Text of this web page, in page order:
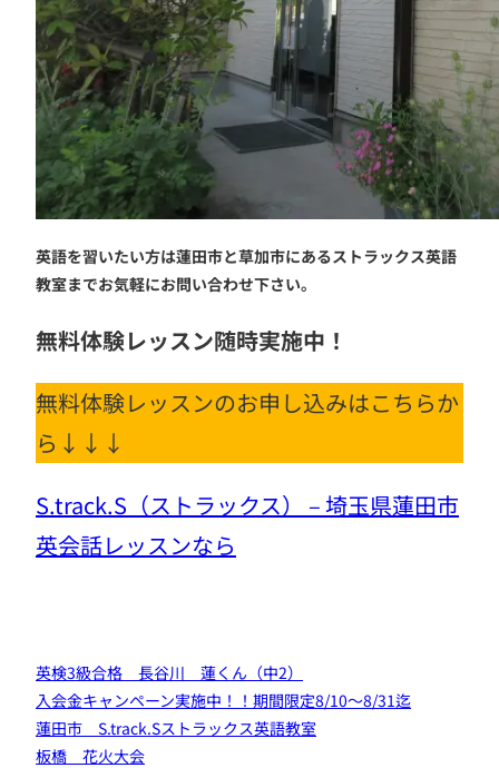
英語を習いたい方は蓮田市と草加市にあるストラックス英語
教室までお気軽にお問い合わせ下さい。
無料体験レッスン随時実施中！
無料体験レッスンのお申し込みはこちらか
ら↓↓↓
S.track.S（ストラックス） – 埼玉県蓮田市
英会話レッスンなら
英検3級合格 長谷川 蓮くん（中2）
入会金キャンペーン実施中！！期間限定8/10～8/31迄
蓮田市 S.track.Sストラックス英語教室
板橋 花火大会